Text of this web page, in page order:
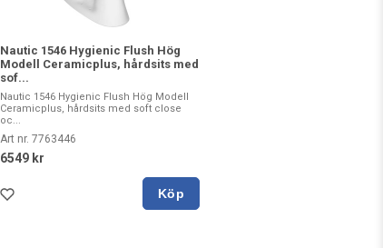
Nautic 1546 Hygienic Flush Hög
Modell Ceramicplus, hårdsits med
sof...
Nautic 1546 Hygienic Flush Hög Modell
Ceramicplus, hårdsits med soft close
oc...
Art nr. 7763446
6549 kr
Köp